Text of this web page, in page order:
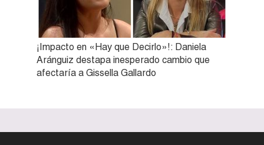
¡Impacto en «Hay que Decirlo»!: Daniela
Aránguiz destapa inesperado cambio que
afectaría a Gissella Gallardo